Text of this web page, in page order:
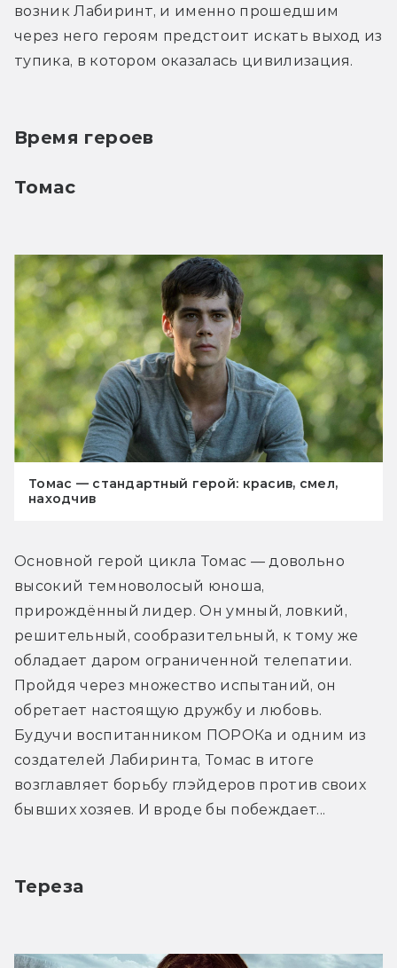
возник Лабиринт, и именно прошедшим
через него героям предстоит искать выход из
тупика, в котором оказалась цивилизация.
Время героев
Томас
Томас — стандартный герой: красив, смел,
находчив
Основной герой цикла Томас — довольно
высокий темноволосый юноша,
прирождённый лидер. Он умный, ловкий,
решительный, сообразительный, к тому же
обладает даром ограниченной телепатии.
Пройдя через множество испытаний, он
обретает настоящую дружбу и любовь.
Будучи воспитанником ПОРОКа и одним из
создателей Лабиринта, Томас в итоге
возглавляет борьбу глэйдеров против своих
бывших хозяев. И вроде бы побеждает...
Тереза